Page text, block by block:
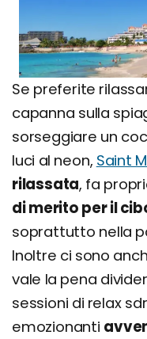
Se preferite
capanna sulla
sorseggiare un
luci al neon, Saint
rilassata, fa
di merito per il
soprattutto nella
Inoltre ci sono
vale la pena
sessioni di relax
emozionanti